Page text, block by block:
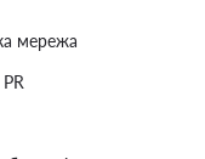
мережа